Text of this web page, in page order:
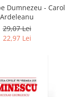
Dumnezeu - Carol
Ardeleanu
29,07 Lei
22,97 Lei